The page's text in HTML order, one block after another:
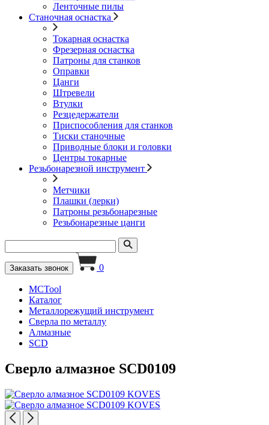
Ленточные пилы
Станочная оснастка
Токарная оснастка
Фрезерная оснастка
Патроны для станков
Оправки
Цанги
Штревели
Втулки
Резцедержатели
Приспособления для станков
Тиски станочные
Приводные блоки и головки
Центры токарные
Резьбонарезной инструмент
Метчики
Плашки (лерки)
Патроны резьбонарезные
Резьбонарезные цанги
Заказать звонок 0
MCTool
Каталог
Металлорежущий инструмент
Сверла по металлу
Алмазные
SCD
Сверло алмазное SCD0109